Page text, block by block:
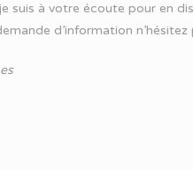
suis à votre écoute pour en
d’information n’hésitez